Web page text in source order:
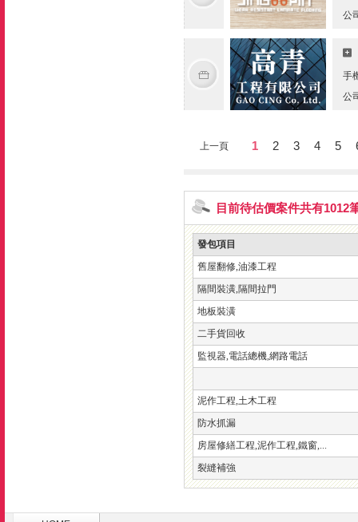
公
手
公
上一頁 1 2 3 4 5
目前待估價案件共有1012
發包項目
舊屋翻修,油漆工程
隔間裝潢,隔間拉門
地板裝潢
二手貨回收
監視器,電話總機,網路電話
泥作工程,土木工程
防水抓漏
房屋修繕工程,泥作工程,鐵窗,...
裂縫補強